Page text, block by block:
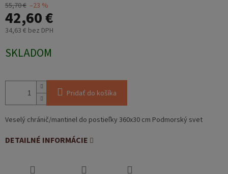
55,70 € –23 %
42,60 €
34,63 € bez DPH
cena:
SKLADOM
Pridať do košíka
Veselý chránič/mantinel do postieľky 360x30 cm Podmorský svet
DETAILNÉ INFORMÁCIE